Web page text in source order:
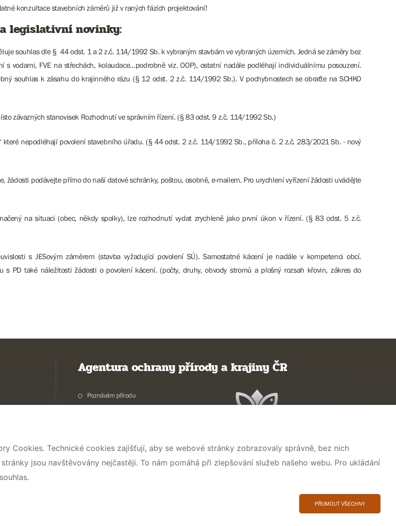
konzultace stavebních záměrů již v raných fázích projektování!
legislativní novinky:
souhlas dle § 44 odst. 1 a 2 z.č. 114/1992 Sb. k vybraným stavbám ve vybraných územích. Jedná se záměry bez
vodami, FVE na střechách, kolaudace…podrobně viz. OOP), ostatní nadále podléhají individuálnímu posouzení.
souhlas k zásahu do krajinného rázu (§ 12 odst. 2 z.č. 114/1992 Sb.). V pochybnostech se obraťte na SCHKO
závazných stanovisek Rozhodnutí ve správním řízení. (§ 83 odst. 9 z.č. 114/1992 Sb.)
které nepodléhají povolení stavebního úřadu. (§ 44 odst. 2 z.č. 114/1992 Sb., příloha č. 2 z.č. 283/2021 Sb. - nový
podávejte přímo do naší datové schránky, poštou, osobně, e-mailem. Pro urychlení vyřízení žádosti uvádějte
na situaci (obec, někdy spolky), lze rozhodnutí vydat zrychleně jako první úkon v řízení. (§ 83 odst. 5 z.č.
s JESovým záměrem (stavba vyžadující povolení SÚ). Samostatné kácení je nadále v kompetenci obcí.
PD také náležitosti žádosti o povolení kácení. (počty, druhy, obvody stromů a plošný rozsah křovin, zákres do
Agentura ochrany přírody a krajiny ČR
Poznávám přírodu
Dokumentujeme přírodu
O nás
Cookies. Technické cookies zajišťují, aby se webové stránky zobrazovaly správně, bez nich
jsou navštěvovány nejčastěji. To nám pomáhá při zlepšování služeb našeho webu. Pro ukládání
PŘIJMOUT VŠECHNY